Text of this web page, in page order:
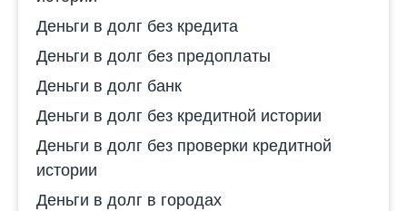
Деньги в долг без кредита
Деньги в долг без предоплаты
Деньги в долг банк
Деньги в долг без кредитной истории
Деньги в долг без проверки кредитной
истории
Деньги в долг в городах